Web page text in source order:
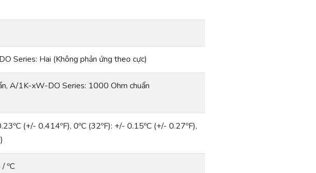
Series: Hai (Không phản ứng theo cực)
A/1K-xW-DO Series: 1000 Ohm chuẩn
(+/- 0.414ºF), 0ºC (32ºF): +/- 0.15ºC (+/- 0.27ºF),
ºC